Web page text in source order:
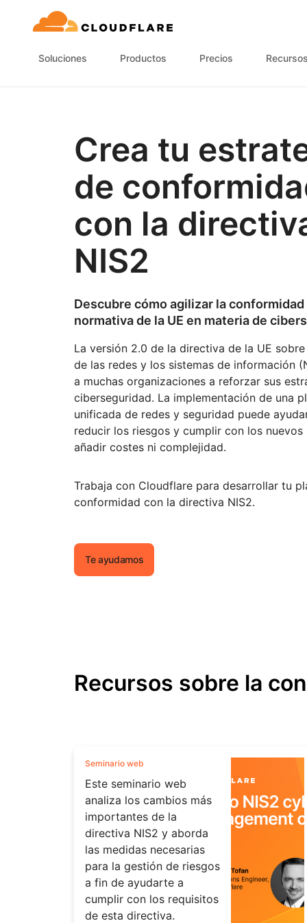
Soluciones Productos Precios
Crea tu
de
con la
NIS2
Descubre cómo agilizar la conformidad
normativa de la UE en materia de
La versión 2.0 de la directiva de la UE
de las redes y los sistemas de información
a muchas organizaciones a reforzar sus
ciberseguridad. La implementación de una
unificada de redes y seguridad puede
reducir los riesgos y cumplir con los nuevos
añadir costes ni complejidad.
Trabaja con Cloudflare para desarrollar tu
conformidad con la directiva NIS2.
Te ayudamos
Recursos sobre la
Seminario web
Este seminario web
analiza los cambios más
importantes de la
directiva NIS2 y aborda
las medidas necesarias
para la gestión de riesgos
a fin de ayudarte a
cumplir con los requisitos
de esta directiva.